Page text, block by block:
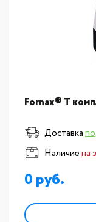
Fornax® T
Доставка
Наличиена
0